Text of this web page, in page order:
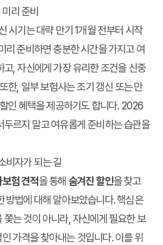
리 준비
시기는 대략 만기 1개월 전부터 시작
리 준비하면 충분한 시간을 가지고 여
, 자신에게 가장 유리한 조건을 신중
한, 일부 보험사는 조기 갱신 또는 만
인 혜택을 제공하기도 합니다. 2026
두르지 말고 여유롭게 준비하는 습관을
비자가 되는 길
험 견적을 통해 숨겨진 할인을 찾고
방법에 대해 알아보았습니다. 핵심은
는 것이 아니라, 자신에게 필요한 보
가격을 찾아내는 것입니다. 이를 위